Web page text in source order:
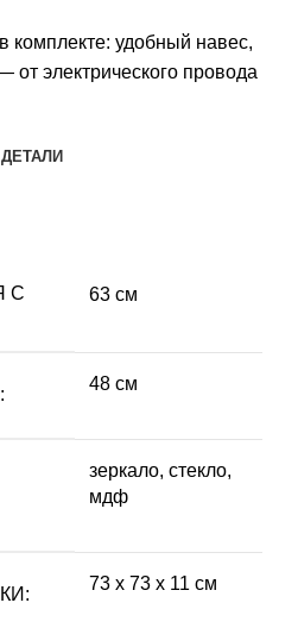
комплекте: удобный навес,
электрического провода
ДЕТАЛИ
С
63 см
48 см
зеркало, стекло,
мдф
73 х 73 х 11 см